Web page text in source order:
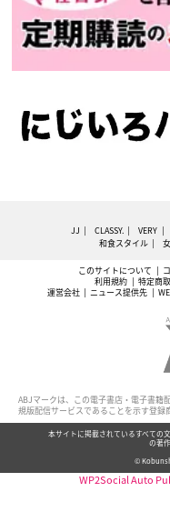
JJ CLASSY. VERY
和食スタイル
このサイトについて
利用規約
特定商
運営会社
ニュース提供先
ABJマークは、この電子書店・電子書籍
規版配信サービスであることを示す登録
本サイトに掲載されているすべての
の著
©
WP2Social Auto